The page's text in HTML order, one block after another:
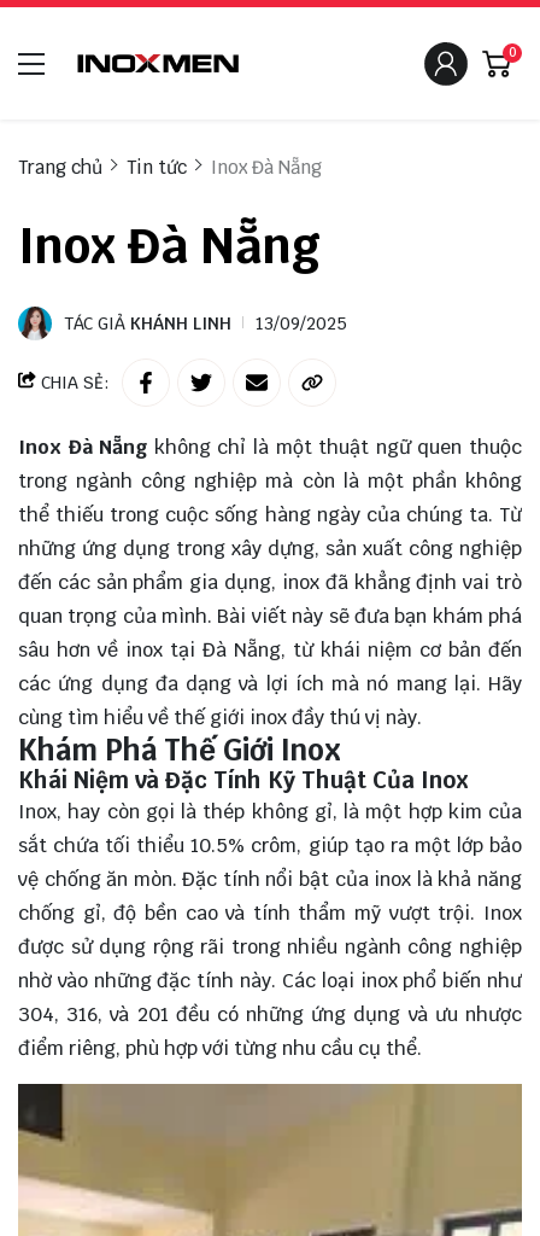
0
Trang chủ Tin tức Inox Đà Nẵng
Inox Đà Nẵng
TÁC GIẢ KHÁNH LINH 13/09/2025
CHIA SẺ:
Inox Đà Nẵng không chỉ là một thuật ngữ quen thuộc
trong ngành công nghiệp mà còn là một phần không
thể thiếu trong cuộc sống hàng ngày của chúng ta. Từ
những ứng dụng trong xây dựng, sản xuất công nghiệp
đến các sản phẩm gia dụng, inox đã khẳng định vai trò
quan trọng của mình. Bài viết này sẽ đưa bạn khám phá
sâu hơn về inox tại Đà Nẵng, từ khái niệm cơ bản đến
các ứng dụng đa dạng và lợi ích mà nó mang lại. Hãy
cùng tìm hiểuvề thế giới inox đầy thú vị này.
Khám Phá Thế Giới Inox
Khái Niệm và Đặc Tính Kỹ Thuật Của Inox
Inox, hay còn gọi là thép không gỉ, là một hợp kim của
sắt chứa tối thiểu 10.5% crôm, giúp tạo ra một lớp bảo
vệ chống ăn mòn. Đặc tính nổi bật của inox là khả năng
chống gỉ, độ bền cao và tính thẩm mỹ vượt trội. Inox
được sử dụng rộng rãi trong nhiều ngành công nghiệp
nhờ vào những đặc tính này. Các loại inox phổ biến như
304, 316, và 201 đều có những ứng dụng và ưu nhược
điểm riêng, phù hợp với từng nhu cầu cụ thể.